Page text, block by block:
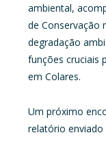
ambiental,
de Conservação
degradação
funções cruciais
em Colares.
Um próximo
relatório enviado